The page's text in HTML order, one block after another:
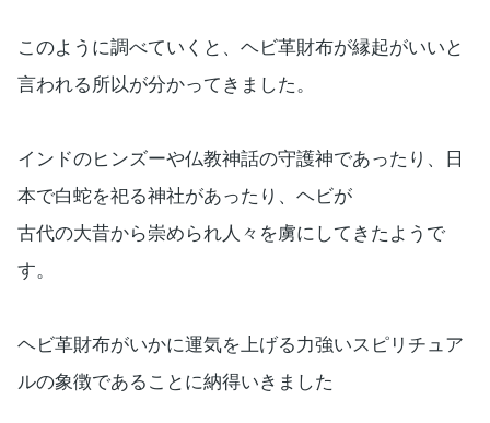
このように調べていくと、ヘビ革財布が縁起がいいと
言われる所以が分かってきました。
インドのヒンズーや仏教神話の守護神であったり、日
本で白蛇を祀る神社があったり、ヘビが
古代の大昔から崇められ人々を虜にしてきたようで
す。
ヘビ革財布がいかに運気を上げる力強いスピリチュア
ルの象徴であることに納得いきました